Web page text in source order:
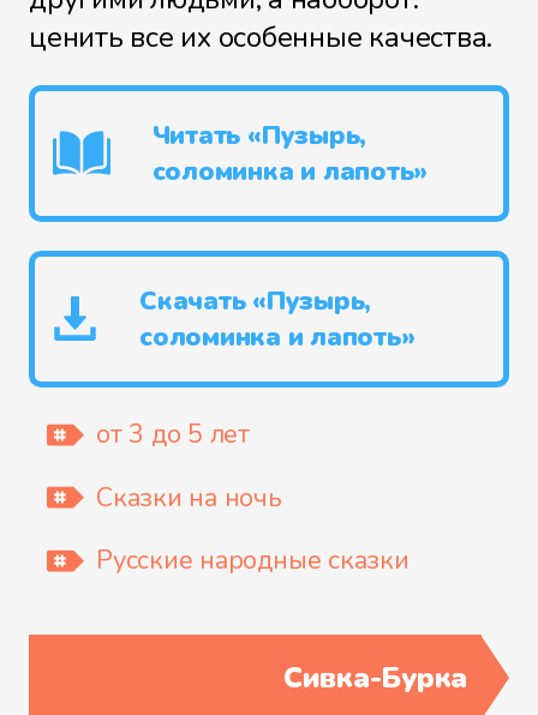
ценить все их особенные качества.
Читать «Пузырь,
соломинка и лапоть»
Скачать «Пузырь,
соломинка и лапоть»
от 3 до 5 лет
Сказки на ночь
Русские народные сказки
Сивка-Бурка